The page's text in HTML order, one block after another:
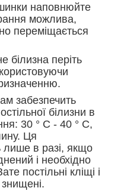
наповнюйте
можлива,
переміщається
білизна періть
забезпечить
білизни в
30 ° С - 40 ° С,
Ця
лише в разі, якщо
і необхідно
постільні кліщі і